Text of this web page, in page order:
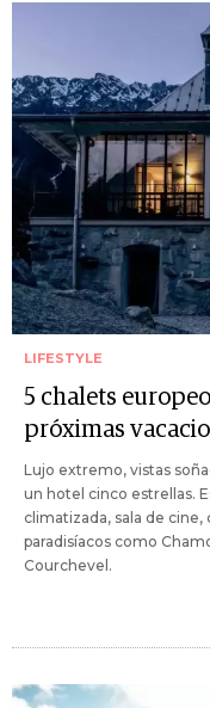
LIFESTYLE
5 chalets
próximas
Lujo extremo, vistas
un hotel cinco estrellas.
climatizada, sala de
paradisíacos como
Courchevel.